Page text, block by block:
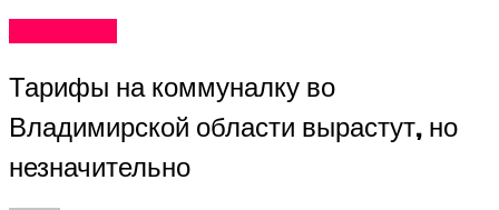
Тарифы на коммуналку во
Владимирской области вырастут, но
незначительно